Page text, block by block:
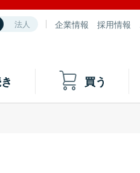
法人 企業情報 採用情報
買う